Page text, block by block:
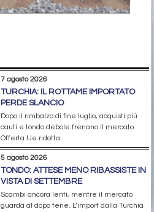
7 agosto 2026
TURCHIA: IL ROTTAME IMPORTATO
PERDE SLANCIO
Dopo il rimbalzo di fine luglio, acquisti più
cauti e tondo debole frenano il mercato.
Offerta Ue ridotta
5 agosto 2026
TONDO: ATTESE MENO RIBASSISTE IN
VISTA DI SETTEMBRE
Scambi ancora lenti, mentre il mercato
guarda al dopo ferie. L’import dalla Turchia